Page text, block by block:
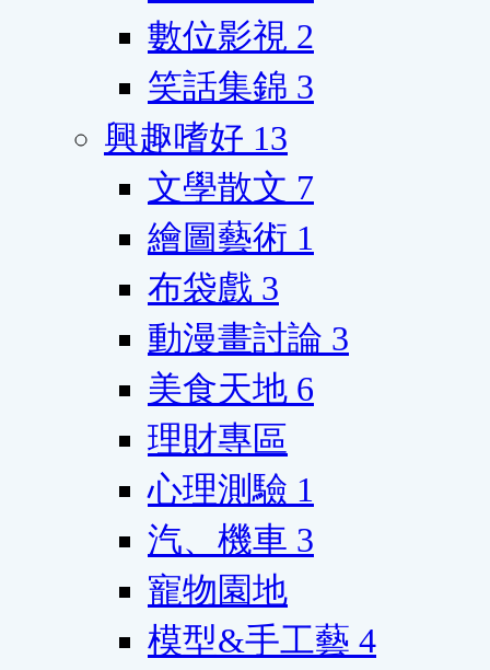
數位影視 2
笑話集錦 3
興趣嗜好 13
文學散文 7
繪圖藝術 1
布袋戲 3
動漫畫討論 3
美食天地 6
理財專區
心理測驗 1
汽、機車 3
寵物園地
模型&手工藝 4